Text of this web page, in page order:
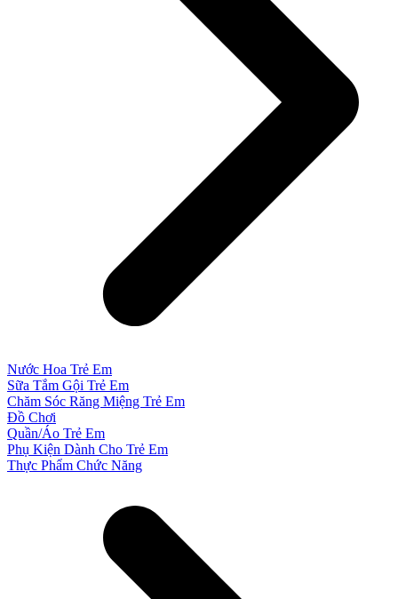
Nước Hoa Trẻ Em
Sữa Tắm Gội Trẻ Em
Chăm Sóc Răng Miệng Trẻ Em
Đồ Chơi
Quần/Áo Trẻ Em
Phụ Kiện Dành Cho Trẻ Em
Thực Phẩm Chức Năng